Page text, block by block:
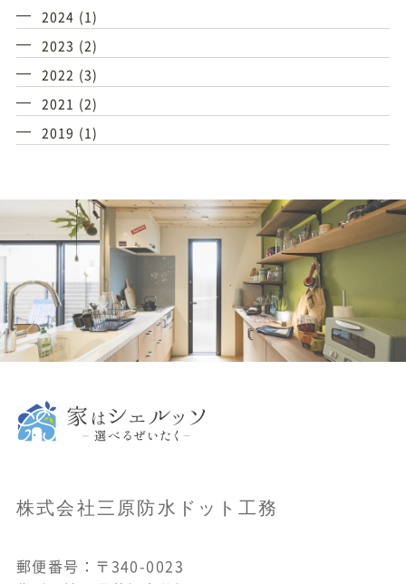
2024 (1)
2023 (2)
2022 (3)
2021 (2)
2019 (1)
株式会社三原防水ドット工務
郵便番号：〒340-0023